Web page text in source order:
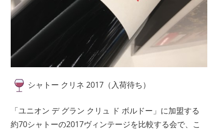
シャトー クリネ 2017（入荷待ち）
「ユニオン デ グラン クリュ ド ボルドー」に加盟する
約70シャトーの2017ヴィンテージを比較する会で、こ